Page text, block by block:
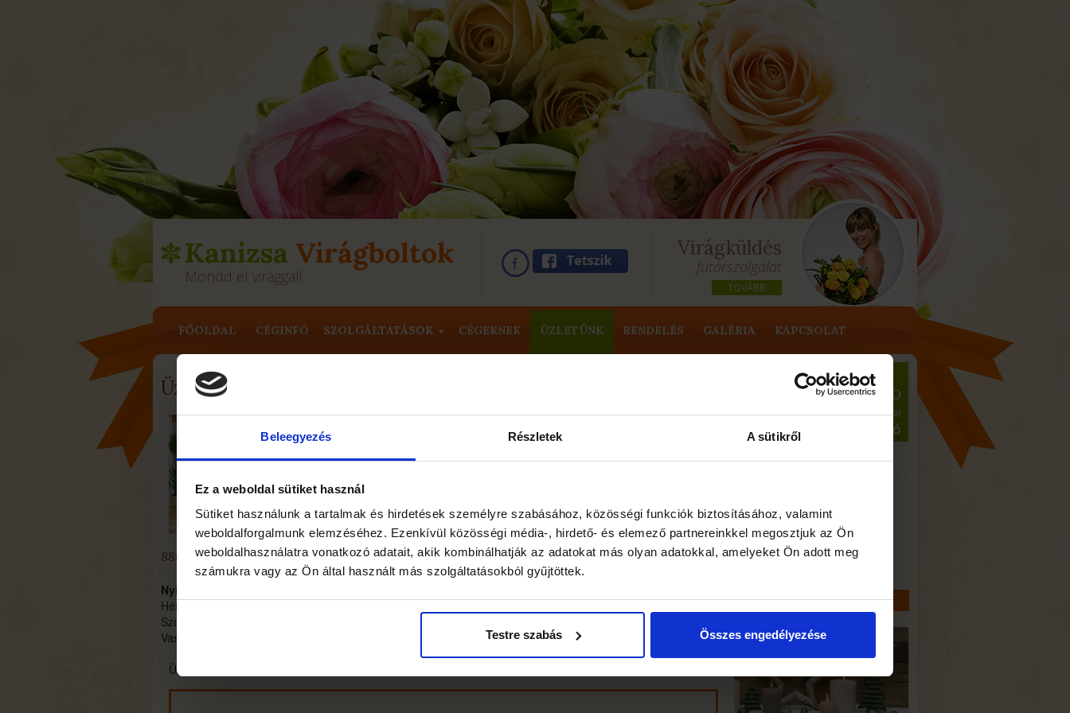
Beleegyezés Részletek A sütikről
Ez a weboldal sütiket használ
Sütiket használunk a tartalmak és hirdetések személyre szabásához, közösségi funkciók biztosításához, valamint
weboldalforgalmunk elemzéséhez. Ezenkívül közösségi média-, hirdető- és elemező partnereinkkel megosztjuk az Ön
weboldalhasználatra vonatkozó adatait, akik kombinálhatják az adatokat más olyan adatokkal, amelyeket Ön adott meg
számukra vagy az Ön által használt más szolgáltatásokból gyűjtöttek.
Testre szabás Összes engedélyezése
Kanizsa Virágboltok
Mondd el virággal!
Virágküldés
futárszolgálat
TOVÁBB
FŐOLDAL CÉGINFÓ SZOLGÁLTATÁSOK CÉGEKNEK ÜZLETÜNK RENDELÉS GALÉRIA KAPCSOLAT
Üzletünk
8800 Nagykanizsa, Teleki út 1.
Nyitva tartás
Hétfő - Péntek
Szombat
Vasár- és ünnepnapokon
Üzletünk, vasárnaponkánt, valamint minden év január 1-én, és december 25-én zárva tart.
Névnap
2026. augusztus 8., szombat
László
Üzletünk
Teleki út 1.
Hírek
TOVÁBBI HÍREK MEGTEKINTÉSE